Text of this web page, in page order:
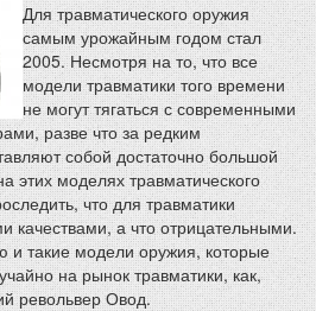
Для травматического оружия
самым урожайным годом стал
2005. Несмотря на то, что все
модели травматики того времени
не могут тягаться с современными
разве что за редким
собой достаточно большой
этих моделях травматического
что для травматики
качествами, а что отрицательными.
и такие модели оружия, которые
на рынок травматики, как,
револьвер Овод.